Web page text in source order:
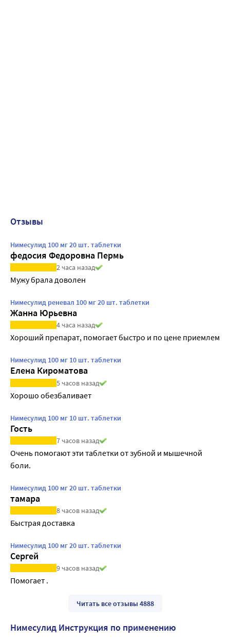
Отзывы
Нимесулид 100 мг 20 шт. таблетки
федосия Федоровна Пермь
2 часа назад
Мужу брала доволен
Нимесулид реневал 100 мг 20 шт. таблетки
Жанна Юрьевна
4 часа назад
Хороший препарат, помогает быстро и по цене приемлем
Нимесулид 100 мг 10 шт. таблетки
Елена Кироматова
5 часов назад
Хорошо обезбаливает
Нимесулид 100 мг 10 шт. таблетки
Гость
7 часов назад
Очень помогают эти таблетки от зубной и мышечной
боли.
Нимесулид 100 мг 20 шт. таблетки
тамара
8 часов назад
Быстрая доставка
Нимесулид 100 мг 20 шт. таблетки
Сергей
9 часов назад
Помогает .
Читать все отзывы 4888
Нимесулид Инструкция по применению